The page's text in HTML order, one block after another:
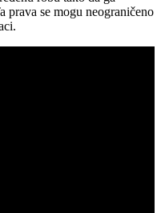
prava se mogu neograničeno